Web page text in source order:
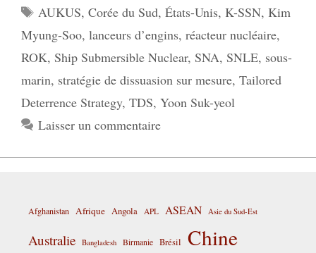
Étiquettes
AUKUS, Corée du Sud, États-Unis, K-SSN, Kim
Myung-Soo, lanceurs d’engins, réacteur nucléaire,
ROK, Ship Submersible Nuclear, SNA, SNLE, sous-
marin, stratégie de dissuasion sur mesure, Tailored
Deterrence Strategy, TDS, Yoon Suk-yeol
Laisser un commentaire
Afghanistan Afrique Angola APL ASEAN Asie du Sud-Est
Australie Bangladesh Birmanie Brésil Chine